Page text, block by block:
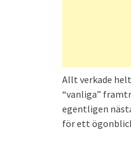
Allt verkade
“vanliga”
egentligen
för ett